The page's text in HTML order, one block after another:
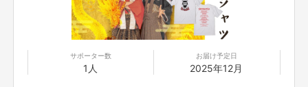
サポーター数
1人
お届け予定日
2025年12月